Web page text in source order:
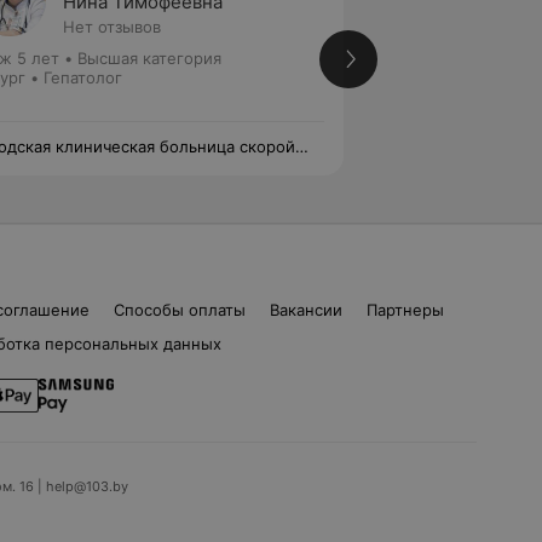
Нет отзывов
5 лет • Высшая категория
• Гепатолог
клиническая больница скорой
Способы оплаты Вакансии
Партнеры
персональных данных
16 | help@103.by